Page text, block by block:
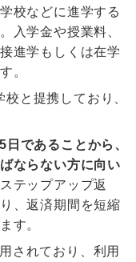
校などに進学する
入学金や授業料、
進学もしくは在学
。
と提携しており、
であることから、
ならない方に向い
テップアップ返
、返済期間を短縮
す。
されており、利用